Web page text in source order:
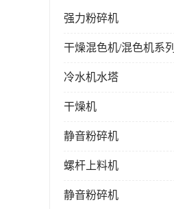
强力粉碎机
干燥混色机/混色机系列
冷水机水塔
干燥机
静音粉碎机
螺杆上料机
静音粉碎机